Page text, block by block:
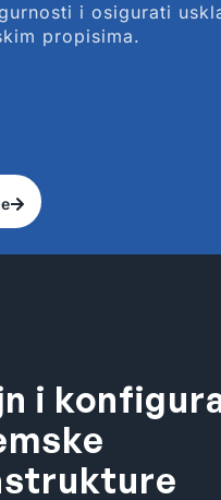
i
i osigurati
propisima.